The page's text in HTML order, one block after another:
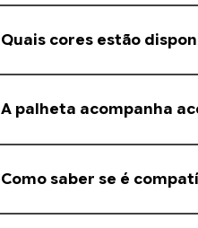
Em caso de dúvida, envie uma
Quais cores estão
A palheta acompanha
Como saber se é